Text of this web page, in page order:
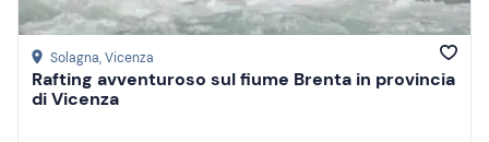
Solagna, Vicenza
Rafting avventuroso sul fiume Brenta in provincia
di Vicenza